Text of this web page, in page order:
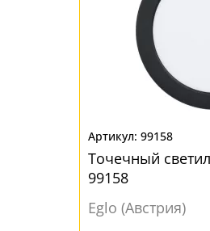
99158
Точечный
99158
Eglo (Австрия)